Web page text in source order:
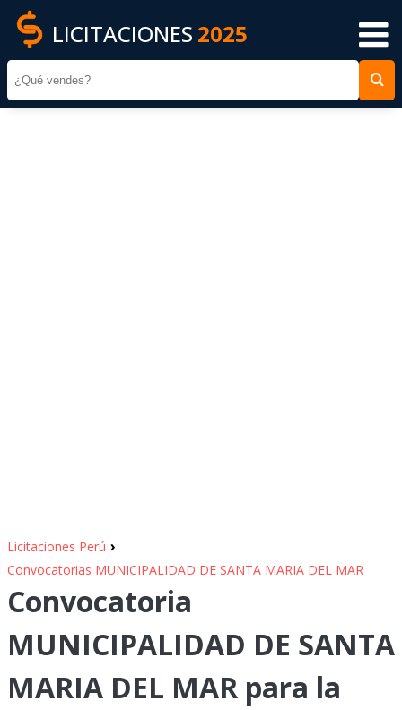
LICITACIONES 2025
Licitaciones Perú ›
Convocatorias MUNICIPALIDAD DE SANTA MARIA DEL MAR
Convocatoria
MUNICIPALIDAD DE SANTA
MARIA DEL MAR para la